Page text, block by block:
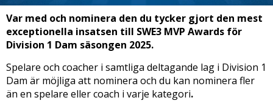
Var med och nominera den du tycker gjort den mest
exceptionella insatsen till SWE3 MVP Awards för
Division 1 Dam säsongen 2025.
Spelare och coacher i samtliga deltagande lag i Division 1
Dam är möjliga att nominera och du kan nominera fler
än en spelare eller coach i varje kategori.